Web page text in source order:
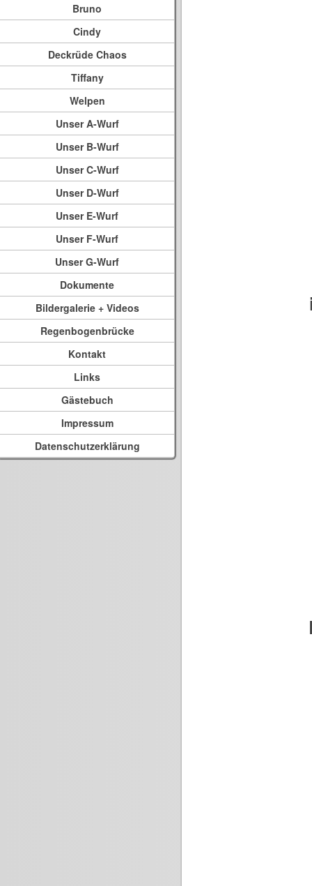
Bruno
Cindy
Deckrüde Chaos
Tiffany
Welpen
Unser A-Wurf
Unser B-Wurf
Unser C-Wurf
Unser D-Wurf
Unser E-Wurf
Unser F-Wurf
Unser G-Wurf
Dokumente
Bildergalerie + Videos
Regenbogenbrücke
Kontakt
Links
Gästebuch
Impressum
Datenschutzerklärung